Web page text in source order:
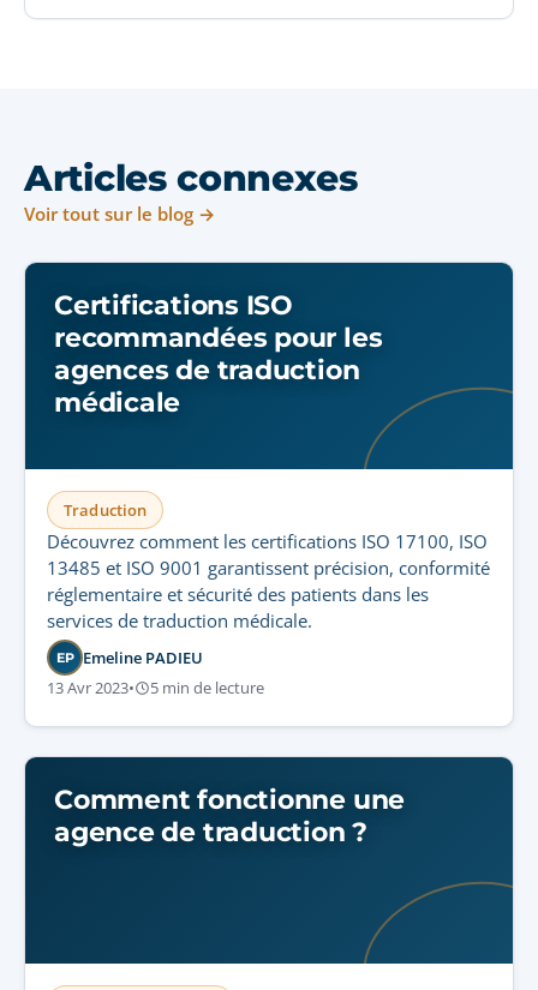
Articles connexes
Voir tout sur le blog →
Certifications ISO
recommandées pour les
agences de traduction
médicale
Traduction
Découvrez comment les certifications ISO 17100, ISO
13485 et ISO 9001 garantissent précision, conformité
réglementaire et sécurité des patients dans les
services de traduction médicale.
EP Emeline PADIEU
13 Avr 2023• 5 min de lecture
Comment fonctionne une
agence de traduction ?